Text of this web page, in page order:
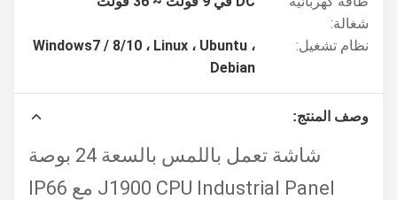
شغالة:
نظام تشغيل:
Windows7 / 8/10 ، Linux ، Ubuntu ،
Debian
وصف المنتج:
شاشة تعمل باللمس بالسعة 24 بوصة
J1900 CPU Industrial Panel مع IP66